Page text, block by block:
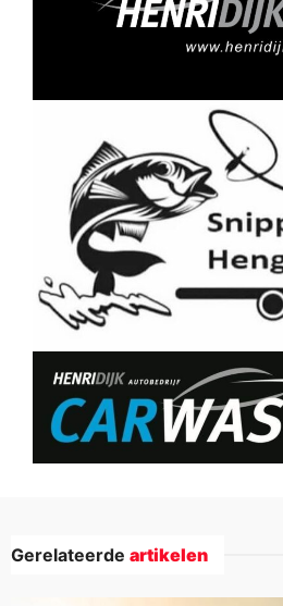
Gerelateerde artikelen